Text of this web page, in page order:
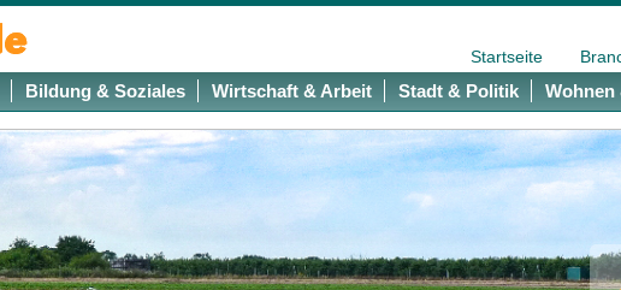
Startseite
Bildung & Soziales Wirtschaft & Arbeit Stadt & Politik Wohnen